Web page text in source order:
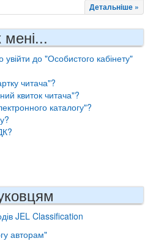
Детальніше »
увійти до "Особистого кабінету"
читача"?
квиток читача"?
каталогу"?
JEL Classification
авторам"